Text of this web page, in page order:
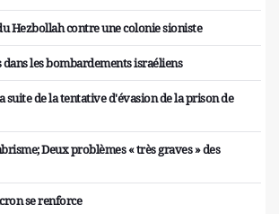
Hezbollah contre une colonie sioniste
les bombardements israéliens
suite de la tentative d'évasion de la prison de
Deux problèmes « très graves » des
se renforce